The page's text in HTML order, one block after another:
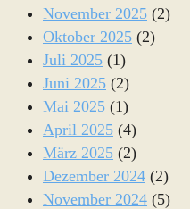
November 2025 (2)
Oktober 2025 (2)
Juli 2025 (1)
Juni 2025 (2)
Mai 2025 (1)
April 2025 (4)
März 2025 (2)
Dezember 2024 (2)
November 2024 (5)